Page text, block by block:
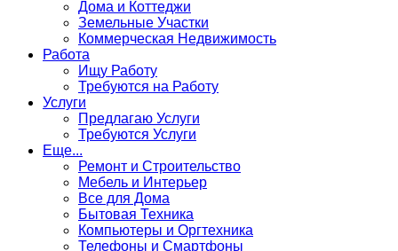
Дома и Коттеджи
Земельные Участки
Коммерческая Недвижимость
Работа
Ищу Работу
Требуются на Работу
Услуги
Предлагаю Услуги
Требуются Услуги
Еще...
Ремонт и Строительство
Мебель и Интерьер
Все для Дома
Бытовая Техника
Компьютеры и Оргтехника
Телефоны и Смартфоны